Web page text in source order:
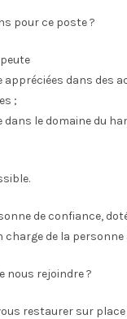
pour ce poste ?
appréciées dans des
;
le domaine du
de confiance,
de la personne
nous rejoindre ?
restaurer sur